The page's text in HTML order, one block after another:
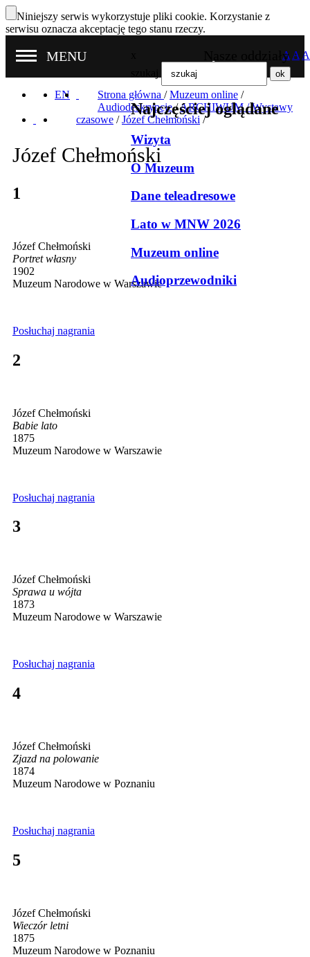
Niniejszy serwis wykorzystuje pliki cookie. Korzystanie z
serwisu oznacza akceptację tego stanu rzeczy.
Nasze oddziały
MENU
Najczęściej oglądane
Wizyta
O Muzeum
Dane teleadresowe
Lato w MNW 2026
Muzeum online
Audioprzewodniki
A A A
EN Strona główna / Muzeum online /
Audiodeskrypcje/ARCHIWUM / Wystawy
czasowe /Józef Chełmoński /
Józef Chełmoński
1
Józef Chełmoński
Portret własny
1902
Muzeum Narodowe w Warszawie
Posłuchaj nagrania
2
Józef Chełmoński
Babie lato
1875
Muzeum Narodowe w Warszawie
Posłuchaj nagrania
3
Józef Chełmoński
Sprawa u wójta
1873
Muzeum Narodowe w Warszawie
Posłuchaj nagrania
4
Józef Chełmoński
Zjazd na polowanie
1874
Muzeum Narodowe w Poznaniu
Posłuchaj nagrania
5
Józef Chełmoński
Wieczór letni
1875
Muzeum Narodowe w Poznaniu